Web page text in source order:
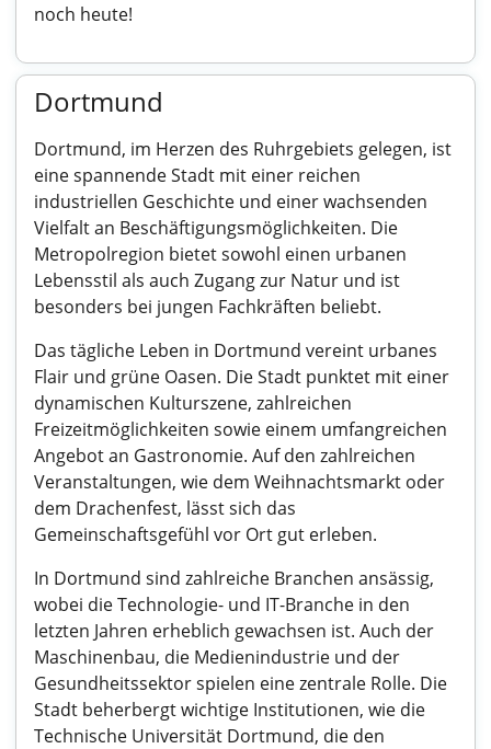
noch heute!
Dortmund
Dortmund, im Herzen des Ruhrgebiets gelegen, ist
eine spannende Stadt mit einer reichen
industriellen Geschichte und einer wachsenden
Vielfalt an Beschäftigungsmöglichkeiten. Die
Metropolregion bietet sowohl einen urbanen
Lebensstil als auch Zugang zur Natur und ist
besonders bei jungen Fachkräften beliebt.
Das tägliche Leben in Dortmund vereint urbanes
Flair und grüne Oasen. Die Stadt punktet mit einer
dynamischen Kulturszene, zahlreichen
Freizeitmöglichkeiten sowie einem umfangreichen
Angebot an Gastronomie. Auf den zahlreichen
Veranstaltungen, wie dem Weihnachtsmarkt oder
dem Drachenfest, lässt sich das
Gemeinschaftsgefühl vor Ort gut erleben.
In Dortmund sind zahlreiche Branchen ansässig,
wobei die Technologie- und IT-Branche in den
letzten Jahren erheblich gewachsen ist. Auch der
Maschinenbau, die Medienindustrie und der
Gesundheitssektor spielen eine zentrale Rolle. Die
Stadt beherbergt wichtige Institutionen, wie die
Technische Universität Dortmund, die den